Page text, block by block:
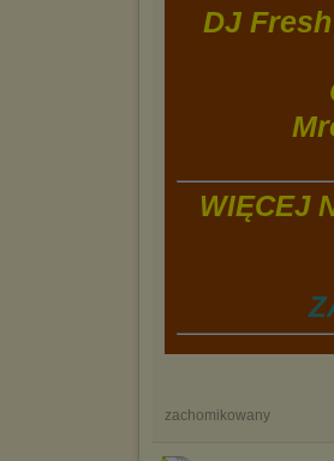
DJ
WIĘCEJ
zachomikowany